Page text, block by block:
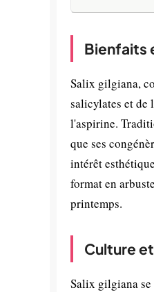
Bienfaits
Salix gilgiana,
salicylates et de
l'aspirine.
que ses
intérêt
format en
printemps.
Culture
Salix gilgiana